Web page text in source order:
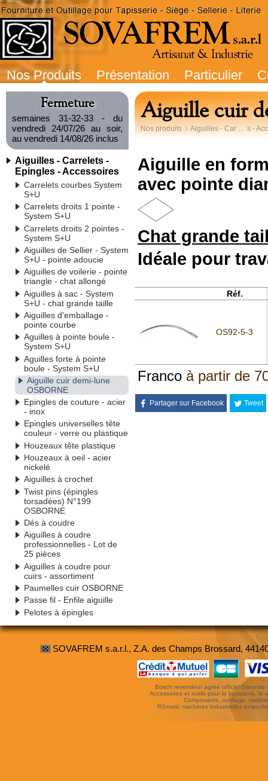
Nos Produits Présentation Particulier
Fermeture
semaines 31-32-33 - du
vendredi 24/07/26 au soir,
au vendredi 14/08/26 inclus
Aiguilles - Carrelets -
Epingles - Accessoires
Carrelets courbes System
S+U
Carrelets droits 1 pointe -
System S+U
Carrelets droits 2 pointes -
System S+U
Aiguilles de Sellier - System
S+U - pointe adoucie
Aiguilles de voilerie - pointe
triangle - chat allongé
Aiguilles à sac - System
S+U - chat grande taille
Aiguilles d'emballage -
pointe courbe
Aguilles à pointe boule -
System S+U
Aguilles forte à pointe
boule - System S+U
Aiguille cuir demi-lune
OSBORNE
Epingles de couture - acier
- inox
Epingles universelles tête
couleur - verre ou plastique
Houzeaux tête plastique
Houzeaux à oeil - acier
nickelé
Aiguilles à crochet
Twist pins (épingles
torsadées) N°199
OSBORNE
Dés à coudre
Aiguilles à coudre
professionnelles - Lot de
25 pièces
Aiguilles à coudre pour
cuirs - assortiment
Paumelles cuir OSBORNE
Passe fil - Enfile aiguille
Pelotes à épingles
Aiguille cuir
Nos produits Aiguilles - Car … s -
Aiguille en
avec pointe
Chat grande
Idéale pour
Réf.
OS92-5-3
Franco à partir de
Partager sur Facebook Tweet
SOVAFREM s.a.r.l., Z.A. des Champs Brossard,
Bosch revendeur agréé officiel
Accessoires et outils pour la tapisserie, le
Composants, outillage,
RSmatic machines industrielles